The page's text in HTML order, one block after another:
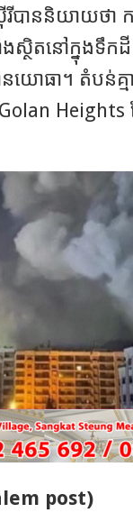
រីបាននិយាយថ
ស្ថិតនៅក្នុងទឹក
នយោធា។ តំបន់គ្
Golan
post)